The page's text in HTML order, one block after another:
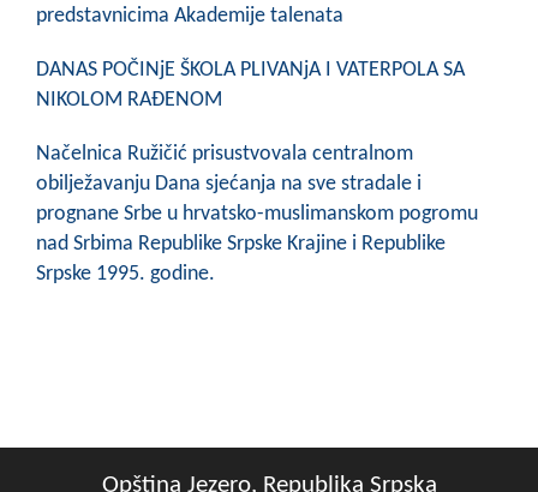
CIVILNA ZAŠTITA
KONTAKT
predstavnicima Akademije talenata
DANAS POČINjE ŠKOLA PLIVANjA I VATERPOLA SA
NIKOLOM RAĐENOM
Načelnica Ružičić prisustvovala centralnom
obilježavanju Dana sjećanja na sve stradale i
prognane Srbe u hrvatsko-muslimanskom pogromu
nad Srbima Republike Srpske Krajine i Republike
Srpske 1995. godine.
Opština Jezero, Republika Srpska